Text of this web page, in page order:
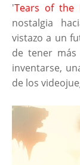
'Tears of the
nostalgia
vistazo a un
de tener
inventarse,
de los